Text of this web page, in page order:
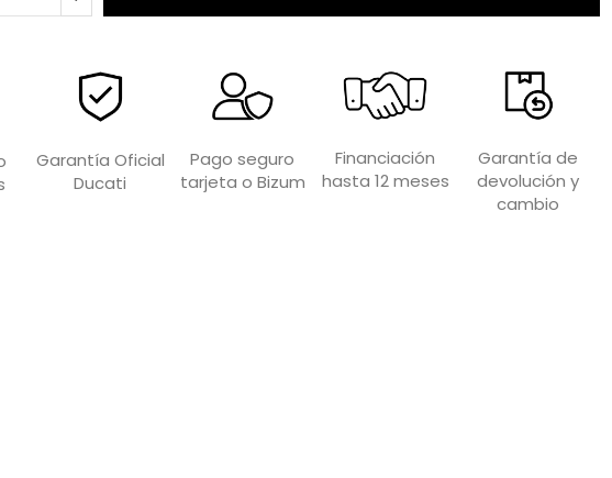
Garantía Oficial
Ducati
Pago seguro
tarjeta o Bizum
Financiación
hasta 12 meses
Garantía de
devolución y
cambio